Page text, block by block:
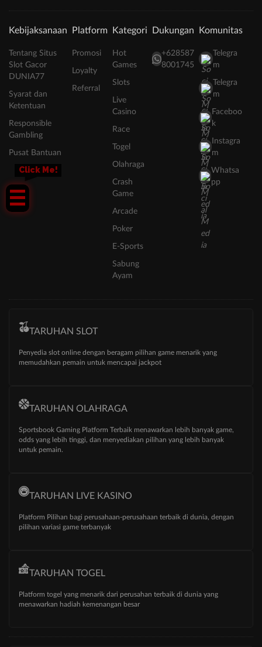
Click Me!
Kebijaksanaan
Tentang Situs
Slot Gacor
DUNIA77
Syarat dan
Ketentuan
Responsible
Gambling
Pusat Bantuan
Platform
Promosi
Loyalty
Referral
Kategori
Hot
Games
Slots
Live
Casino
Race
Togel
Olahraga
Crash
Game
Arcade
Poker
E-Sports
Sabung
Ayam
Dukungan
+628587
8001745
Komunitas
Telegra
m
Telegra
m
Faceboo
k
Instagra
m
Whatsa
pp
TARUHAN SLOT
Penyedia slot online dengan beragam pilihan game menarik yang
memudahkan pemain untuk mencapai jackpot
TARUHAN OLAHRAGA
Sportsbook Gaming Platform Terbaik menawarkan lebih banyak game,
odds yang lebih tinggi, dan menyediakan pilihan yang lebih banyak
untuk pemain.
TARUHAN LIVE KASINO
Platform Pilihan bagi perusahaan-perusahaan terbaik di dunia, dengan
pilihan variasi game terbanyak
TARUHAN TOGEL
Platform togel yang menarik dari perusahan terbaik di dunia yang
menawarkan hadiah kemenangan besar